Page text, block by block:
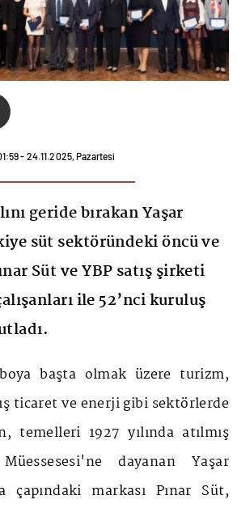
- 24.11.2025, Pazartesi
geride bırakan Yaşar
süt sektöründeki öncü ve
Süt ve YBP satış şirketi
ile 52’nci kuruluş
başta olmak üzere turizm,
ticaret ve enerji gibi sektörlerde
temelleri 1927 yılında atılmış
dayanan Yaşar
markası Pınar Süt,